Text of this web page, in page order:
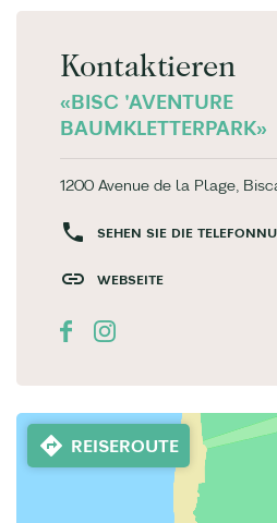
Kontaktieren
«BISC 'AVENTURE
BAUMKLETTERPARK»
1200 Avenue de la Plage,
SEHEN SIE DIE
WEBSEITE
REISEROUTE